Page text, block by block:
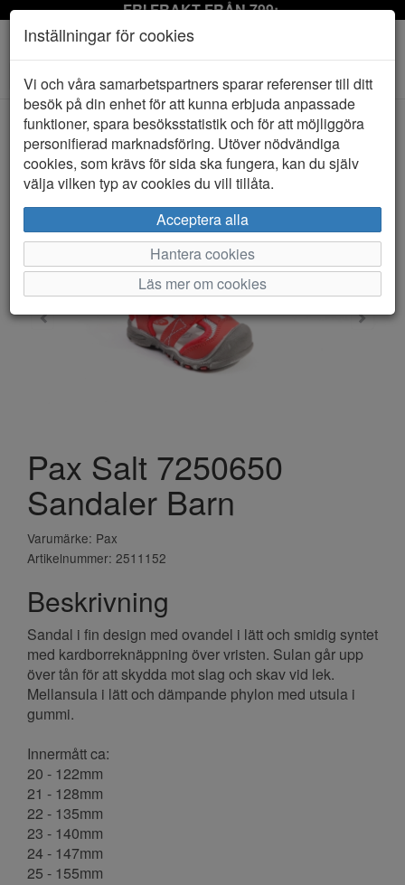
FRI FRAKT FRÅN 799:-
Toggle
navigation
HEM PAX
Pax Salt 7250650
Sandaler Barn
Varumärke: Pax
Artikelnummer: 2511152
Beskrivning
Sandal i fin design med ovandel i lätt och smidig syntet
med kardborreknäppning över vristen. Sulan går upp
över tån för att skydda mot slag och skav vid lek.
Mellansula i lätt och dämpande phylon med utsula i
gummi.
Innermått ca:
20 - 122mm
21 - 128mm
22 - 135mm
23 - 140mm
24 - 147mm
25 - 155mm
Inställningar för cookies
Vi och våra samarbetspartners sparar referenser till ditt
besök på din enhet för att kunna erbjuda anpassade
funktioner, spara besöksstatistik och för att möjliggöra
personifierad marknadsföring. Utöver nödvändiga
cookies, som krävs för sida ska fungera, kan du själv
välja vilken typ av cookies du vill tillåta.
Acceptera alla
Hantera cookies
Läs mer om cookies